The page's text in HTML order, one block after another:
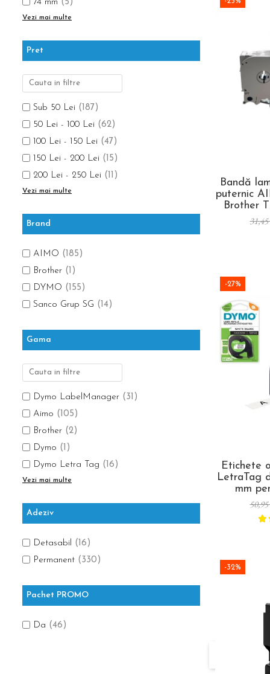
74 mm (5)
Vezi mai multe
Pret
Sub 50 Lei (187)
50 Lei - 100 Lei (62)
100 Lei - 150 Lei (47)
150 Lei - 200 Lei (15)
200 Lei - 250 Lei (11)
Vezi mai multe
Brand
AIMO (185)
Brother (1)
DYMO (155)
Sanco Grup SG (14)
Gama
Dymo LabelManager (31)
Aimo (105)
Brother (2)
Dymo (1)
Dymo Letra Tag (16)
Vezi mai multe
Adeziv
Detasabil (16)
Permanent (330)
Pachet PROMO
Da (46)
Bandă
puternic
Brother
text
pentru
-27%
Etichete
LetraTag
mm
-32%